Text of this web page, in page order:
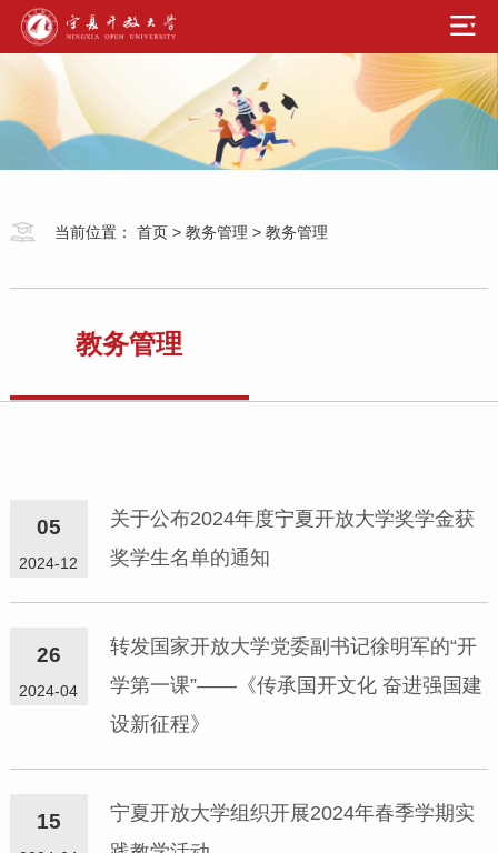
当前位置： 首页> 教务管理 > 教务管理
教务管理
05
2024-12
关于公布2024年度宁夏开放大学奖学金获
奖学生名单的通知
26
2024-04
转发国家开放大学党委副书记徐明军的“开
学第一课”——《传承国开文化 奋进强国建
设新征程》
15
宁夏开放大学组织开展2024年春季学期实